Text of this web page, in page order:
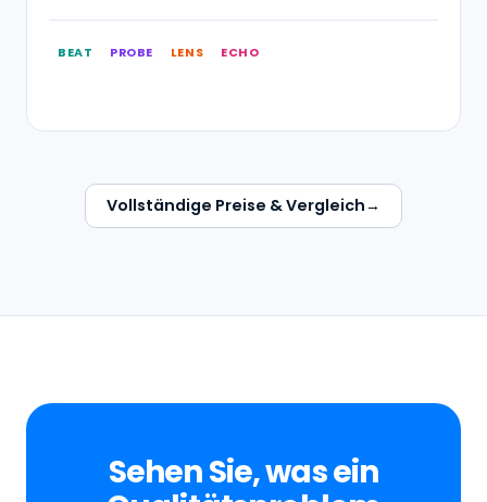
BEAT PROBE LENS ECHO
Vollständige Preise & Vergleich
Sehen Sie, was ein